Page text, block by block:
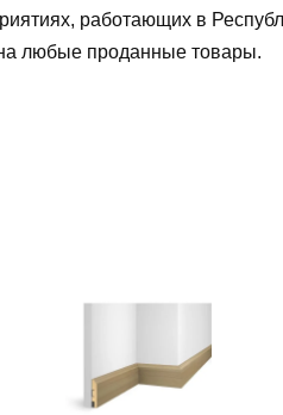
работающих в
любые проданные товары.